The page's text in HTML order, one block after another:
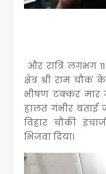
और रात्रि लगभग
क्षेत्र श्री राम
भीषण टक्कर मार
हालत गंभीर बताई
विहार चौकी
भिजवा दिया।